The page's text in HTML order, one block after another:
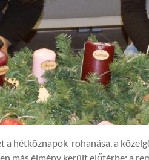
a hétköznapok rohanása, a
más élmény került előtérbe: a